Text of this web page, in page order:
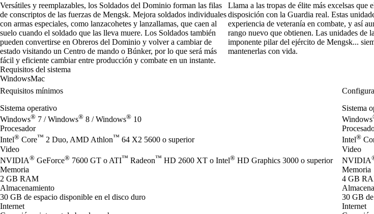
Versátiles y reemplazables, los Soldados del Dominio forman las filas
de conscriptos de las fuerzas de Mengsk. Mejora soldados individuales
con armas especiales, como lanzacohetes y lanzallamas, que caen al
suelo cuando el soldado que las lleva muere. Los Soldados también
pueden convertirse en Obreros del Dominio y volver a cambiar de
estado visitando un Centro de mando o Búnker, por lo que será más
fácil y eficiente cambiar entre producción y combate en un instante.
Llama a las tropas de élite más excelsas que
disposición con la Guardia real. Estas
experiencia de veteranía en combate, y así
rango nuevo que obtienen. Las unidades de
imponente pilar del ejército de Mengsk...
mantenerlas con vida.
Requisitos del sistema
WindowsMac
Requisitos mínimos
Sistema operativo
Windows® 7 / Windows® 8 / Windows® 10
Procesador
Intel® Core™ 2 Duo, AMD Athlon™ 64 X2 5600 o superior
Video
NVIDIA® GeForce® 7600 GT o ATI™ Radeon™ HD 2600 XT o Intel® HD Graphics 3000 o superior
Memoria
2 GB RAM
Almacenamiento
30 GB de espacio disponible en el disco duro
Internet
Sistema
Windows
Intel®
Video
NVIDIA
Memoria
4 GB
30 GB
Internet